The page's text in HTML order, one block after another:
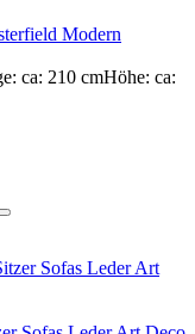
Modern
ca: 210 cmHöhe: ca: